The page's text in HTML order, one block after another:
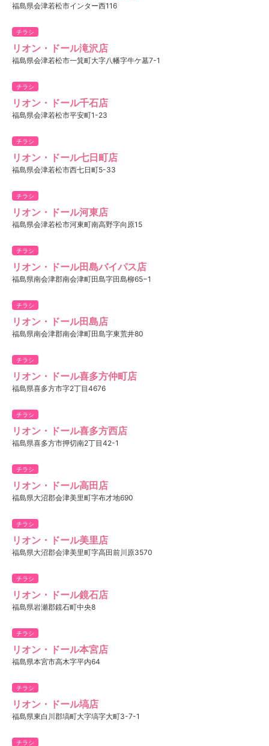
福島県会津若松市インター西116
チラシ
リオン・ドール滝沢店
福島県会津若松市一箕町大字八幡字牛ケ墓7-1
チラシ
リオン・ドール千石店
福島県会津若松市平安町1-23
チラシ
リオン・ドール七日町店
福島県会津若松市西七日町5-33
チラシ
リオン・ドール河東店
福島県会津若松市河東町南高野字向原15
チラシ
リオン・ドール田島バイパス店
福島県南会津郡南会津町田島字田島柳65−1
チラシ
リオン・ドール田島店
福島県南会津郡南会津町田島字東荒井80
チラシ
リオン・ドール喜多方仲町店
福島県喜多方市字2丁目4676
チラシ
リオン・ドール喜多方西店
福島県喜多方市押切南2丁目42-1
チラシ
リオン・ドール高田店
福島県大沼郡会津美里町字布才地690
チラシ
リオン・ドール美里店
福島県大沼郡会津美里町字高田前川原3570
チラシ
リオン・ドール鏡石店
福島県岩瀬郡鏡石町中央8
チラシ
リオン・ドール本宮店
福島県本宮市高木字平内64
チラシ
リオン・ドール塙店
福島県東白川郡塙町大字塙字大町3-7-1
チラシ